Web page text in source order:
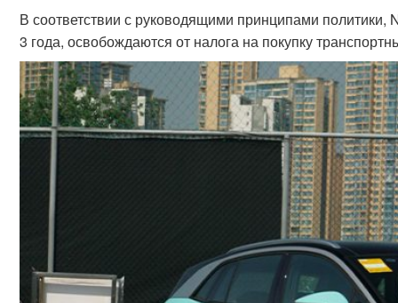
В соответствии с руководящими принципами
3 года, освобождаются от налога на покупку